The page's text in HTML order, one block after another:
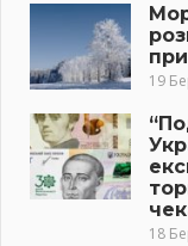
19
18